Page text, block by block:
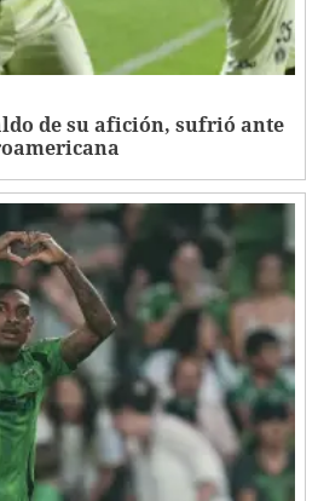
de su afición, sufrió ante